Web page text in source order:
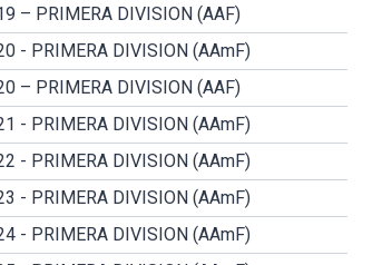
– PRIMERA DIVISION (AAF)
- PRIMERA DIVISION (AAmF)
– PRIMERA DIVISION (AAF)
- PRIMERA DIVISION (AAmF)
- PRIMERA DIVISION (AAmF)
- PRIMERA DIVISION (AAmF)
- PRIMERA DIVISION (AAmF)